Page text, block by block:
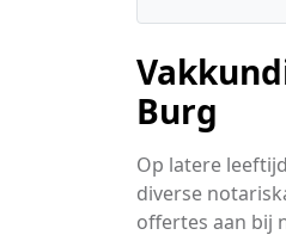
Burg
Op latere
diverse
offertes aan bij